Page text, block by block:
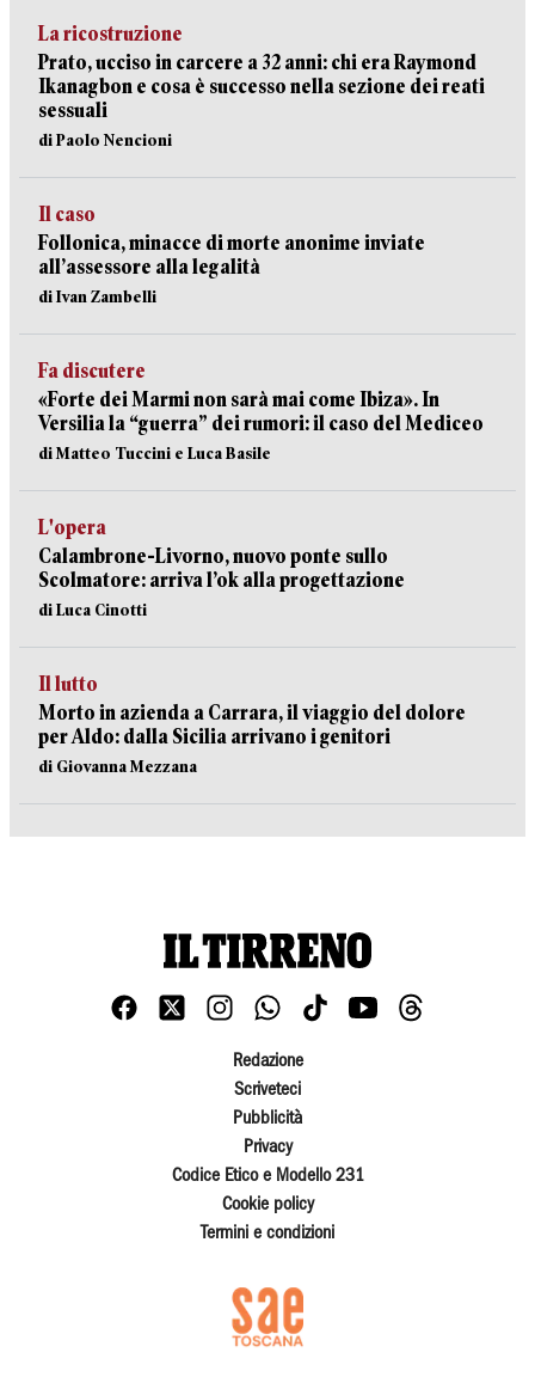
La ricostruzione
Prato, ucciso in carcere a 32 anni: chi era Raymond
Ikanagbon e cosa è successo nella sezione dei reati
sessuali
di Paolo Nencioni
Il caso
Follonica, minacce di morte anonime inviate
all’assessore alla legalità
di Ivan Zambelli
Fa discutere
«Forte dei Marmi non sarà mai come Ibiza». In
Versilia la “guerra” dei rumori: il caso del Mediceo
di Matteo Tuccini e Luca Basile
L'opera
Calambrone-Livorno, nuovo ponte sullo
Scolmatore: arriva l’ok alla progettazione
di Luca Cinotti
Il lutto
Morto in azienda a Carrara, il viaggio del dolore
per Aldo: dalla Sicilia arrivano i genitori
di Giovanna Mezzana
Redazione
Scriveteci
Pubblicità
Privacy
Codice Etico e Modello 231
Cookie policy
Termini e condizioni